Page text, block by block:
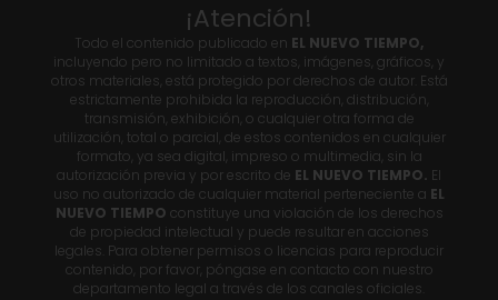
¡Atención!
Todo el contenido publicado en EL NUEVO TIEMPO,
incluyendo pero no limitado a textos, imágenes, gráficos, y
otros materiales, está protegido por derechos de autor. Está
estrictamente prohibida la reproducción, distribución,
transmisión, exhibición, o cualquier otra forma de
utilización, total o parcial, de estos contenidos en cualquier
formato, ya sea digital, impreso o multimedia, sin la
autorización previa y por escrito de EL NUEVO TIEMPO. El
uso no autorizado de cualquier material perteneciente a EL
NUEVO TIEMPO constituye una violación de los derechos
de propiedad intelectual y puede resultar en acciones
legales. Para obtener permisos o licencias para reproducir
contenido, por favor, póngase en contacto con nuestro
departamento legal a través de los canales oficiales.